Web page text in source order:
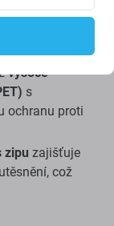
vysoce
s
ochranu proti
zipu zajišťuje
což